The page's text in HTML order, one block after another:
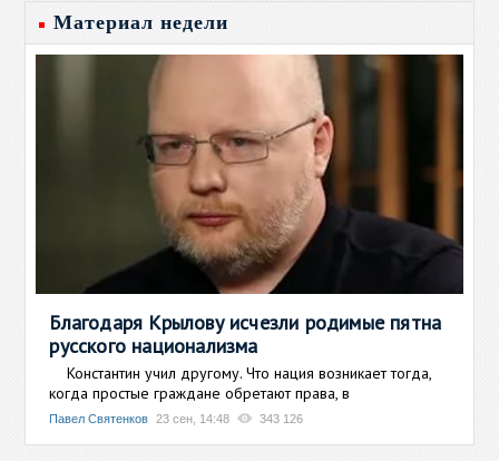
Материал недели
Благодаря Крылову исчезли родимые пятна
русского национализма
Константин учил другому. Что нация возникает тогда,
когда простые граждане обретают права, в
Павел Святенков 23 сен, 14:48 343 126